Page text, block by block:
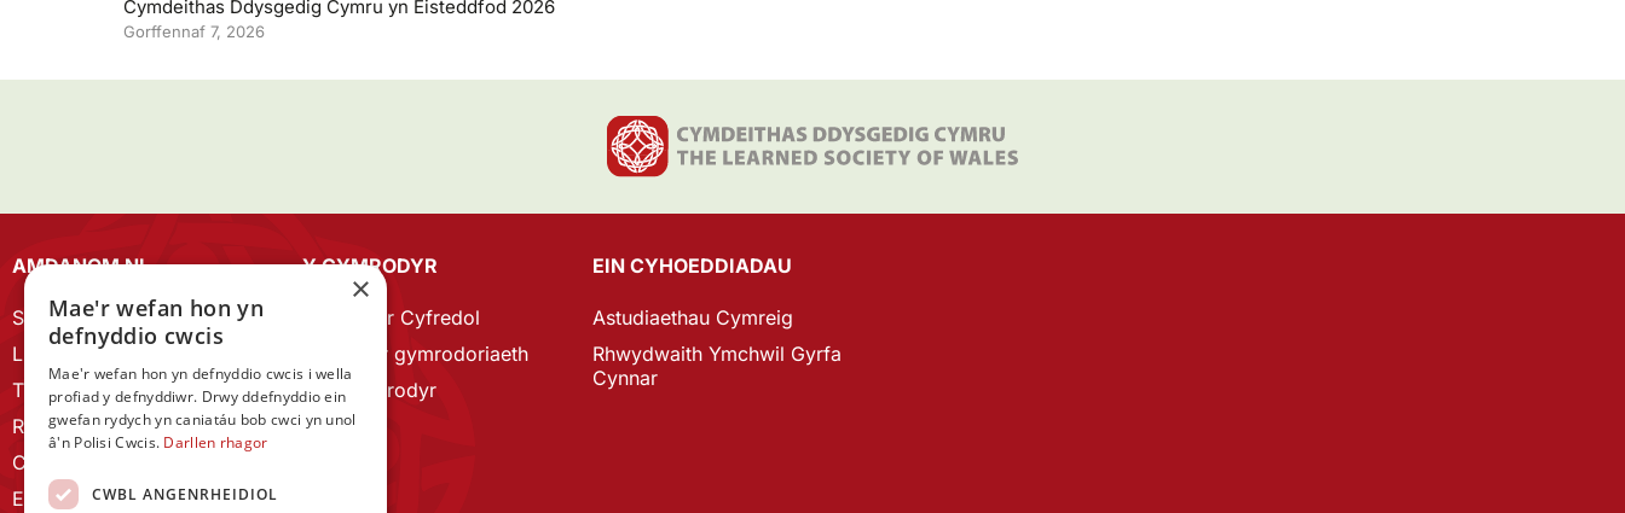
Cymdeithas Ddysgedig Cymru yn Eisteddfod 2026
Gorffennaf 7, 2026
AMDANOM NI
Strategaeth 2023-28
Llywodraethu
Tîm Staff
RYGC Hafan
Canllawiau brandio
Ein Hanes
Y CYMRODYR
Cymrodyr Cyfredol
Esbonio’r gymrodoriaeth
Cyn Gymrodyr
EIN CYHOEDDIADAU
Astudiaethau Cymreig
Rhwydwaith Ymchwil Gyrfa
Cynnar
×
Mae'r wefan hon yn
defnyddio cwcis
Mae'r wefan hon yn defnyddio cwcis i wella
profiad y defnyddiwr. Drwy ddefnyddio ein
gwefan rydych yn caniatáu bob cwci yn unol
â'n Polisi Cwcis. Darllen rhagor
CWBL ANGENRHEIDIOL